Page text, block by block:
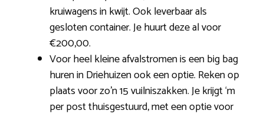
kruiwagens in kwijt. Ook leverbaar als
gesloten container. Je huurt deze al voor
€200,00.
Voor heel kleine afvalstromen is een big bag
huren in Driehuizen ook een optie. Reken op
plaats voor zo’n 15 vuilniszakken. Je krijgt ‘m
per post thuisgestuurd, met een optie voor